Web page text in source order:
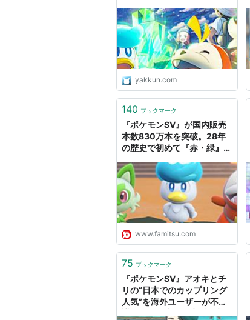
yakkun.com
140 ブックマーク
『ポケモンSV』が国内販売
本数830万本を突破。28年
の歴史で初めて『赤・緑』の
カーレット・バイオレット】
| ゲーム・エンタメ最新情報
のファミ通.com
www.famitsu.com
75 ブックマーク
『ポケモンSV』アオキとチ
リの“日本でのカップリング
人気”を海外ユーザーが不思